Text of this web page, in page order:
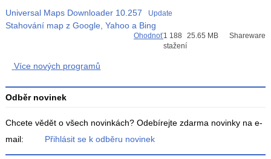
Universal Maps Downloader 10.257 Update
Stahování map z Google, Yahoo a Bing
Ohodnoť1 188
stažení
25.65 MB Shareware
Více nových programů
Odběr novinek
Chcete vědět o všech novinkách? Odebírejte zdarma novinky na e-
mail:
Přihlásit se k odběru novinek